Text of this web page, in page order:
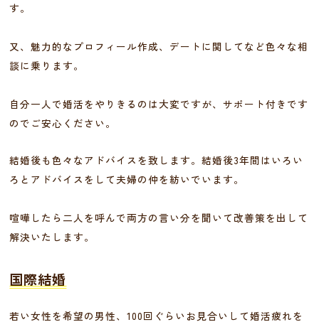
す。
又、魅力的なプロフィール作成、デートに関してなど色々な相
談に乗ります。
自分一人で婚活をやりきるのは大変ですが、サポート付きです
のでご安心ください。
結婚後も色々なアドバイスを致します。結婚後3年間はいろい
ろとアドバイスをして夫婦の仲を紡いでいます。
喧嘩したら二人を呼んで両方の言い分を聞いて改善策を出して
解決いたします。
国際結婚
若い女性を希望の男性、100回ぐらいお見合いして婚活疲れを